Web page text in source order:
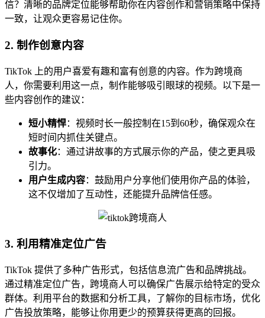
信？清晰的品牌定位能够帮助你在内容创作和营销策略中保持
一致，让观众更容易记住你。
2. 制作创意内容
TikTok 上的用户喜爱有趣和富有创意的内容。作为跨境商
人，你需要利用这一点，制作能够吸引眼球的视频。以下是一
些内容创作的建议：
短小精悍：视频时长一般控制在15到60秒，确保观众在
短时间内抓住关键点。
故事化：通过讲故事的方式展示你的产品，使之更具吸
引力。
用户生成内容：鼓励用户分享他们使用你产品的体验，
这不仅增加了互动性，还能提升品牌信任感。
3. 利用精准定位广告
TikTok 提供了多种广告形式，包括信息流广告和品牌挑战。
通过精准定位广告，跨境商人可以确保广告展示给特定的受众
群体。利用平台的数据和分析工具，了解你的目标市场，优化
广告投放策略，能够让你用更少的预算获得更高的回报。